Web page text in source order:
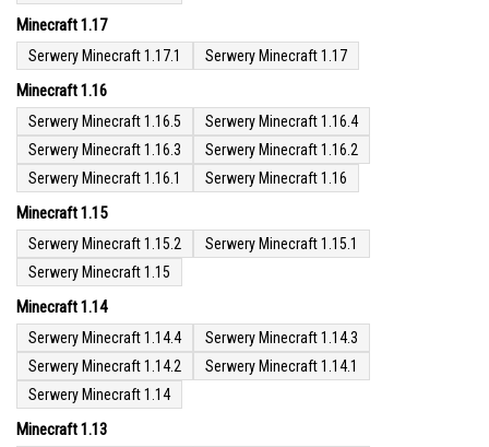
Minecraft 1.17
Serwery Minecraft 1.17.1 Serwery Minecraft 1.17
Minecraft 1.16
Serwery Minecraft 1.16.5
Serwery Minecraft 1.16.4
Serwery Minecraft 1.16.3
Serwery Minecraft 1.16.2
Serwery Minecraft 1.16.1
Serwery Minecraft 1.16
Minecraft 1.15
Serwery Minecraft 1.15.2
Serwery Minecraft 1.15.1
Serwery Minecraft 1.15
Minecraft 1.14
Serwery Minecraft 1.14.4
Serwery Minecraft 1.14.3
Serwery Minecraft 1.14.2
Serwery Minecraft 1.14.1
Serwery Minecraft 1.14
Minecraft 1.13